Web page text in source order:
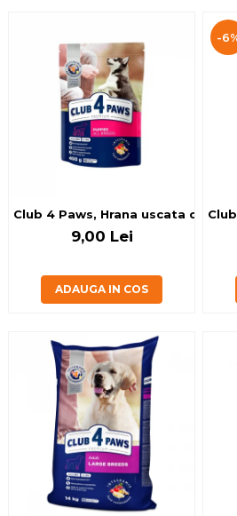
Club 4 Paws, Hrana uscata catei
9,00 Lei
ADAUGA IN COS
-